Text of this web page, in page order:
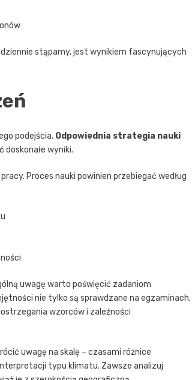
stąpamy, jest wynikiem fascynujących
podejścia. Odpowiednia strategia nauki
wyniki.
Proces nauki powinien przebiegać według
uwagę warto poświęcić zadaniom
nie tylko są sprawdzane na egzaminach,
wzorców i zależności
uwagę na skalę – czasami różnice
typu klimatu. Zawsze analizuj